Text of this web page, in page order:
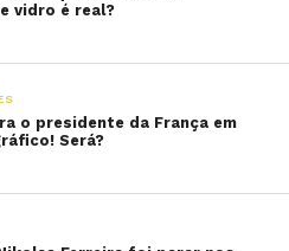
vidro é real?
o presidente da França em
Será?